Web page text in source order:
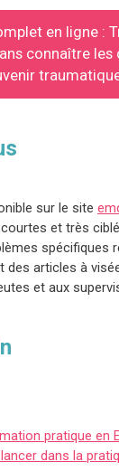
en ligne :
connaître les
sur le site
et très
spécifiques
des articles à
et aux
pratique en
dans la